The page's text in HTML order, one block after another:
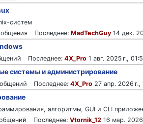
систем
MadTechGuy 14 дек.
4X_Pro 1 авг. 2025 г.,
системы и администрирование
4X_Pro 27 апр. 2026 г.,
алгоритмы, GUI и CLI
Vtornik_12 16 мар. 2026